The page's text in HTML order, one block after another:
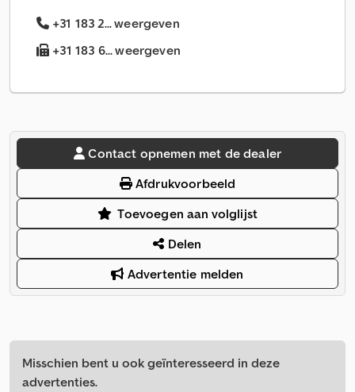
+31 183 2... weergeven
+31 183 6... weergeven
Contact opnemen met de dealer
Afdrukvoorbeeld
Toevoegen aan volglijst
Delen
Advertentie melden
Misschien bent u ook geïnteresseerd in deze
advertenties.